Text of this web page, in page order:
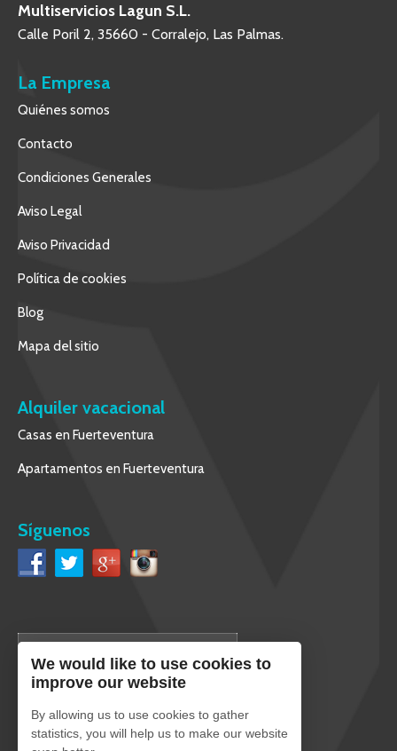
Multiservicios Lagun S.L.
Calle Poril 2, 35660 - Corralejo, Las Palmas.
La Empresa
Quiénes somos
Contacto
Condiciones Generales
Aviso Legal
Aviso Privacidad
Política de cookies
Blog
Mapa del sitio
Alquiler vacacional
Casas en Fuerteventura
Apartamentos en Fuerteventura
Síguenos
We would like to use cookies to
improve our website
By allowing us to use cookies to gather
statistics, you will help us to make our website